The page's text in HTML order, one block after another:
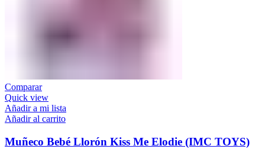
Comparar
Quick view
Añadir a mi lista
Añadir al carrito
Muñeco Bebé Llorón Kiss Me Elodie (IMC TOYS)